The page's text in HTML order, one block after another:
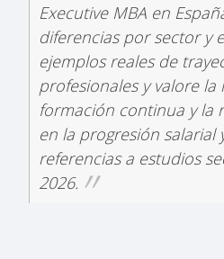
Executive MBA en
diferencias por sector y
ejemplos reales de
profesionales y valore
formación continua y la
en la progresión salarial
referencias a estudios
2026.